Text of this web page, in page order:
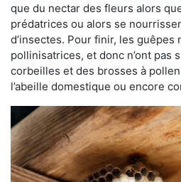
que du nectar des fleurs alors
prédatrices ou alors se
d’insectes. Pour finir, les guêpes
pollinisatrices, et donc n’ont pas
corbeilles et des brosses à
l’abeille domestique ou encore